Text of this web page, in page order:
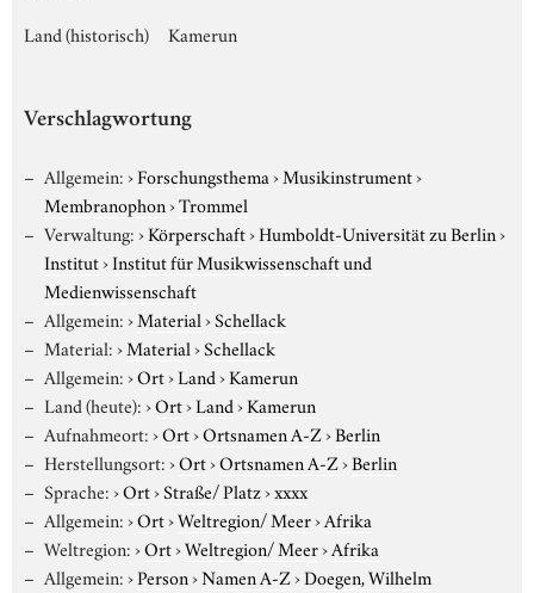
Land (historisch) Kamerun
Verschlagwortung
Allgemein:›Forschungsthema›Musikinstrument›
Membranophon›Trommel
Verwaltung:›Körperschaft›Humboldt-Universität zu Berlin›
Institut›Institut für Musikwissenschaft und
Medienwissenschaft
Allgemein:›Material›Schellack
Material:›Material›Schellack
Allgemein:›Ort›Land›Kamerun
Land (heute):›Ort›Land›Kamerun
Aufnahmeort:›Ort›Ortsnamen A-Z›Berlin
Herstellungsort:›Ort›Ortsnamen A-Z›Berlin
Sprache:›Ort›Straße/ Platz›xxxx
Allgemein:›Ort›Weltregion/ Meer›Afrika
Weltregion:›Ort›Weltregion/ Meer›Afrika
Allgemein:›Person›Namen A-Z›Doegen, Wilhelm